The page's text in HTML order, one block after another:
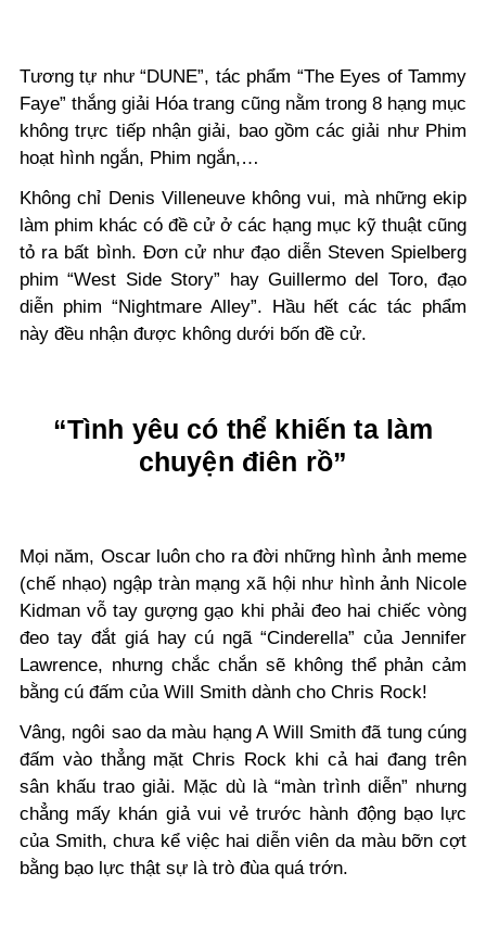
Tương tự như “DUNE”, tác phẩm “The Eyes of Tammy
Faye” thắng giải Hóa trang cũng nằm trong 8hạng mục
không trực tiếp nhận giải, bao gồm các giải như Phim
hoạt hình ngắn, Phim ngắn,…
Không chỉ Denis Villeneuve không vui, mà những ekip
làm phim khác có đề cử ở các hạng mục kỹ thuật cũng
tỏ ra bất bình. Đơn cử như đạo diễn Steven Spielberg
phim“West Side Story” hay Guillermo del Toro, đạo
diễn phim “Nightmare Alley”. Hầu hết các tác phẩm
này đều nhận được không dưới bốn đề cử.
“Tình yêu có thể khiến ta làm
chuyện điên rồ”
Mọi năm, Oscar luôn cho ra đời những hình ảnh meme
(chế nhạo) ngập tràn mạng xã hội như hình ảnh Nicole
Kidman vỗ tay gượng gạo khi phải đeo hai chiếc vòng
đeo tay đắt giá hay cú ngã “Cinderella” của Jennifer
Lawrence, nhưng chắc chắn sẽ không thể phản cảm
bằng cú đấm của Will Smith dành cho Chris Rock!
Vâng, ngôi sao da màu hạng AWill Smith đã tung cúng
đấm vào thẳng mặt Chris Rock khi cả hai đang trên
sân khấu trao giải. Mặc dù là “màn trình diễn” nhưng
chẳng mấy khán giả vui vẻ trước hành động bạo lực
của Smith, chưa kể việc hai diễn viên da màu bỡn cợt
bằng bạo lực thật sự là trò đùa quá trớn.